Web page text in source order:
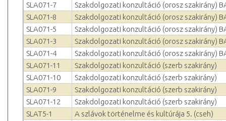
SLA071-7
Szakdolgozati konzultáció (orosz szakirány)
SLA071-8
Szakdolgozati konzultáció (orosz szakirány)
SLA071-5
Szakdolgozati konzultáció (orosz szakirány)
SLA071-3
Szakdolgozati konzultáció (orosz szakirány)
SLA071-4
Szakdolgozati konzultáció (orosz szakirány)
SLA071-11
Szakdolgozati konzultáció (szerb szakirány)
SLA071-10
Szakdolgozati konzultáció (szerb szakirány)
SLA071-9
Szakdolgozati konzultáció (szerb szakirány)
SLA071-12
Szakdolgozati konzultáció (szerb szakirány)
SLAT5-1
A szlávok történelme és kultúrája 5. (cseh)